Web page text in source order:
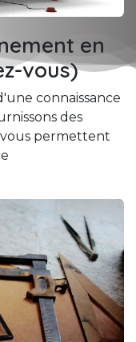
en
vous)
connaissance
des
permettent